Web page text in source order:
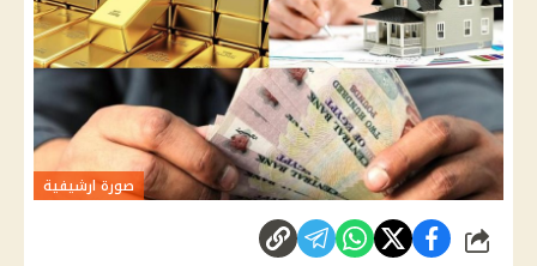
صورة ارشيفية
شارك